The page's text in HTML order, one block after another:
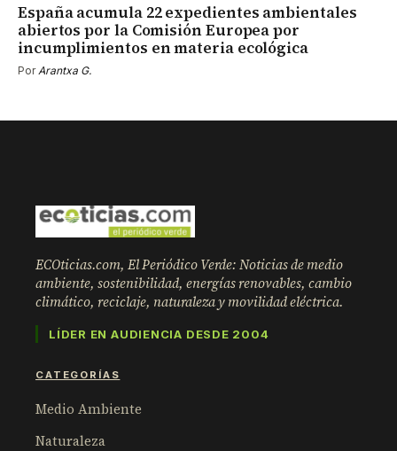
España acumula 22 expedientes ambientales
abiertos por la Comisión Europea por
incumplimientos en materia ecológica
Por Arantxa G.
ECOticias.com, El Periódico Verde: Noticias de medio
ambiente, sostenibilidad, energías renovables, cambio
climático, reciclaje, naturaleza y movilidad eléctrica.
LÍDER EN AUDIENCIA DESDE 2004
CATEGORÍAS
Medio Ambiente
Naturaleza